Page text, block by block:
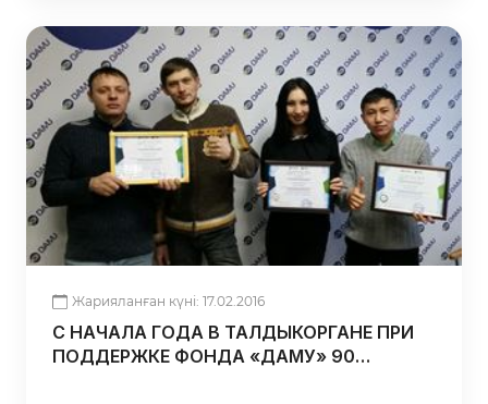
Жарияланған күні: 17.02.2016
С НАЧАЛА ГОДА В ТАЛДЫКОРГАНЕ ПРИ
ПОДДЕРЖКЕ ФОНДА «ДАМУ» 90